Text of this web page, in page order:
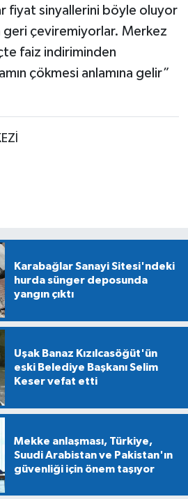
fiyat sinyallerini böyle oluyor
geri çeviremiyorlar. Merkez
faiz indiriminden
çökmesi anlamına gelir”
Karabağlar Sanayi Sitesi'ndeki
hurda sünger deposunda
yangın çıktı
Uşak Banaz Kızılcasöğüt'ün
eski Belediye Başkanı Selim
Keser vefat etti
Mekke anlaşması, Türkiye,
Suudi Arabistan ve Pakistan'ın
güvenliği için önem taşıyor